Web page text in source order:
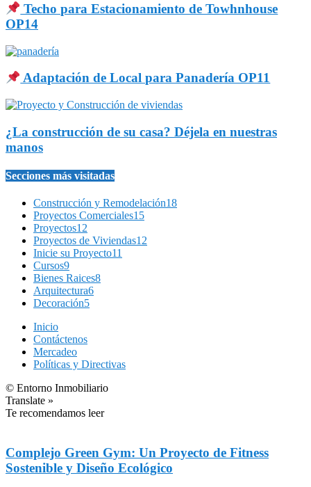
Techo para Estacionamiento de Towhnhouse
OP14
Adaptación de Local para Panadería OP11
¿La construcción de su casa? Déjela en nuestras
manos
Secciones más visitadas
Construcción y Remodelación18
Proyectos Comerciales15
Proyectos12
Proyectos de Viviendas12
Inicie su Proyecto11
Cursos9
Bienes Raices8
Arquitectura6
Decoración5
Inicio
Contáctenos
Mercadeo
Políticas y Directivas
© Entorno Inmobiliario
Translate »
Te recomendamos leer
Complejo Green Gym: Un Proyecto de Fitness
Sostenible y Diseño Ecológico